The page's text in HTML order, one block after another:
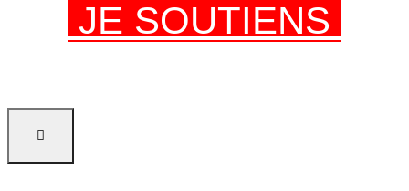
JE SOUTIENS